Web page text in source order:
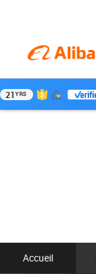
21YRS
Accueil